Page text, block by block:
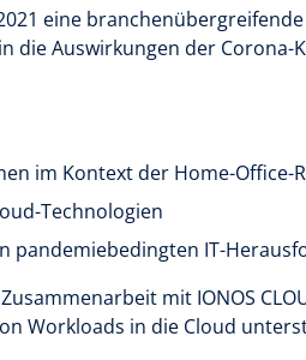
eine
die Auswirkungen der
im Kontext der Home-Office-
Technologien
pandemiebedingten IT-
mit IONOS
Workloads in die Cloud